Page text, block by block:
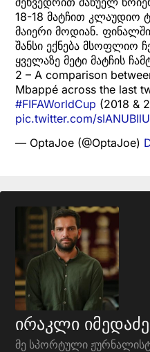
18-18 მატჩით კლაუდიო
მაიერი მოდიან.
შანსი ექნება მსოფლიო
ყველაზე მეტი მატჩის
2 – A comparison
Mbappé across the last
#FIFAWorldCup (2018 &
pic.twitter.com/
— OptaJoe (@OptaJoe)
ირაკლი იმედაძე
მე სპორტული